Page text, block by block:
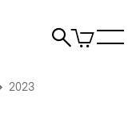
Suche
Artikel
im
2023